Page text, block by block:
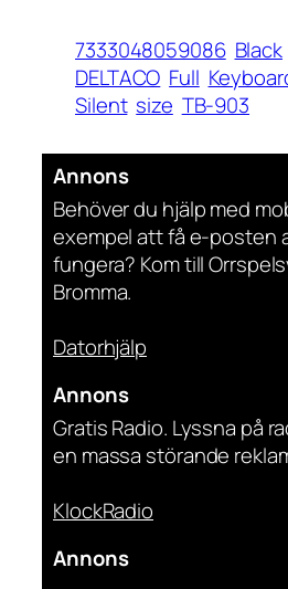
7333048059086 Black
DELTACO Full
Silent size TB-903
Annons
Behöver du hjälp med
exempel att få e-posten
fungera? Kom till
Bromma.
Datorhjälp
Annons
Gratis Radio. Lyssna på
en massa störande
KlockRadio
Annons